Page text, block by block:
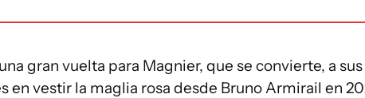
gran vuelta para Magnier, que se convierte, a sus
en vestir la maglia rosa desde Bruno Armirail en